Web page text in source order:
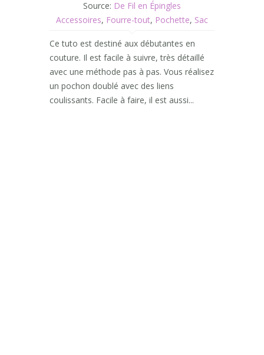
Source: De Fil en Épingles
Accessoires, Fourre-tout, Pochette, Sac
Ce tuto est destiné aux débutantes en
couture. Il est facile à suivre, très détaillé
avec une méthode pas à pas. Vous réalisez
un pochon doublé avec des liens
coulissants. Facile à faire, il est aussi...